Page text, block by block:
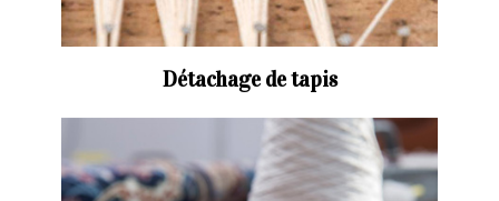
Détachage de tapis